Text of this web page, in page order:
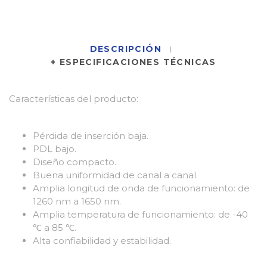
DESCRIPCIÓN
+ ESPECIFICACIONES TÉCNICAS
Características del producto:
Pérdida de inserción baja.
PDL bajo.
Diseño compacto.
Buena uniformidad de canal a canal.
Amplia longitud de onda de funcionamiento: de
1260 nm a 1650 nm.
Amplia temperatura de funcionamiento: de -40
℃ a 85 ℃.
Alta confiabilidad y estabilidad.